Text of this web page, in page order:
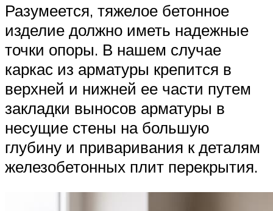
Разумеется, тяжелое бетонное
изделие должно иметь надежные
точки опоры. В нашем случае
каркас из арматуры крепится в
верхней и нижней ее части путем
закладки выносов арматуры в
несущие стены на большую
глубину и приваривания к деталям
железобетонных плит перекрытия.